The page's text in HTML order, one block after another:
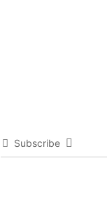
Subscribe